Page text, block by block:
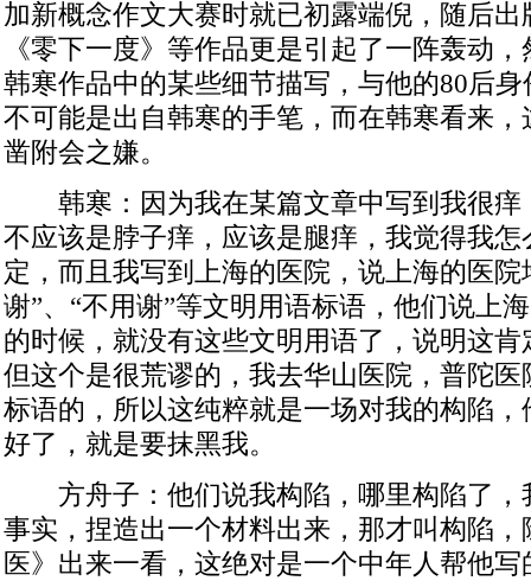
加新概念作文大赛时就已初露端倪，随后
《零下一度》等作品更是引起了一阵轰动
韩寒作品中的某些细节描写，与他的80后
不可能是出自韩寒的手笔，而在韩寒看来
凿附会之嫌。
韩寒：因为我在某篇文章中写到我很痒
不应该是脖子痒，应该是腿痒，我觉得我
定，而且我写到上海的医院，说上海的医院
谢”、“不用谢”等文明用语标语，他们说上
的时候，就没有这些文明用语了，说明这
但这个是很荒谬的，我去华山医院，普陀
标语的，所以这纯粹就是一场对我的构陷
好了，就是要抹黑我。
方舟子：他们说我构陷，哪里构陷了，
事实，捏造出一个材料出来，那才叫构陷
医》出来一看，这绝对是一个中年人帮他